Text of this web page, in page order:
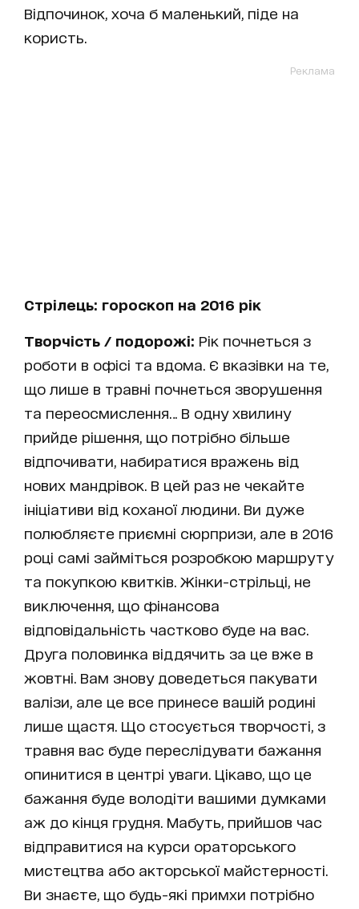
Відпочинок, хоча б маленький, піде на
користь.
Реклама
Стрілець: гороскоп на 2016 рік
Творчість / подорожі: Рік почнеться з
роботи в офісі та вдома. Є вказівки на те,
що лише в травні почнеться зворушення
та переосмислення… В одну хвилину
прийде рішення, що потрібно більше
відпочивати, набиратися вражень від
нових мандрівок. В цей раз не чекайте
ініціативи від коханої людини. Ви дуже
полюбляєте приємні сюрпризи, але в 2016
році самі займіться розробкою маршруту
та покупкою квитків. Жінки-стрільці, не
виключення, що фінансова
відповідальність частково буде на вас.
Друга половинка віддячить за це вже в
жовтні. Вам знову доведеться пакувати
валізи, але це все принесе вашій родині
лише щастя. Що стосується творчості, з
травня вас буде переслідувати бажання
опинитися в центрі уваги. Цікаво, що це
бажання буде володіти вашими думками
аж до кінця грудня. Мабуть, прийшов час
відправитися на курси ораторського
мистецтва або акторської майстерності.
Ви знаєте, що будь-які примхи потрібно